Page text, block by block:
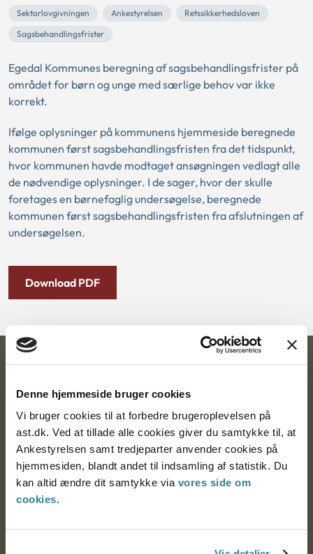
Denne hjemmeside bruger cookies
Vi bruger cookies til at forbedre brugeroplevelsen på
ast.dk. Ved at tillade alle cookies giver du samtykke til, at
Ankestyrelsen samt tredjeparter anvender cookies på
hjemmesiden, blandt andet til indsamling af statistik. Du
kan altid ændre dit samtykke via vores side om
cookies.
Sektorlovgivningen Ankestyrelsen
Retssikkerhedsloven
Sagsbehandlingsfrister
Egedal Kommunes beregning af sagsbehandlingsfrister på
området for børn og unge med særlige behov var ikke
korrekt.
Ifølge oplysninger på kommunens hjemmeside beregnede
kommunen først sagsbehandlingsfristen fra det tidspunkt,
hvor kommunen havde modtaget ansøgningen vedlagt alle
de nødvendige oplysninger. I de sager, hvor der skulle
foretages en børnefaglig undersøgelse, beregnede
kommunen først sagsbehandlingsfristen fra afslutningen af
undersøgelsen.
Download PDF
Ankestyrelsen
Postadresse:
Nytorv 7, 2. sal
9000 Aalborg
Ankestyrelsen Aalborg